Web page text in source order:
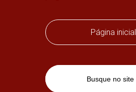
Página inicial